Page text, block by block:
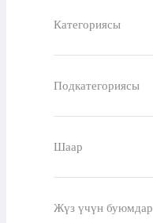
Категориясы
Подкатегориясы
Шаар
Жүз үчүн буюмдар